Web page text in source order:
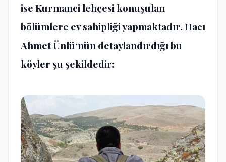
ise Kurmanci lehçesi konuşulan
bölümlere ev sahipliği yapmaktadır.Hacı
Ahmet Ünlü‘nün detaylandırdığı bu
köyler şu şekildedir: